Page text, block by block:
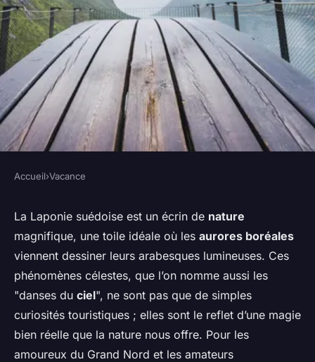
Quels sont les secrets pour
observer les aurores boréales
en Laponie, Suède ?
Chloé•3 janvier 2024• 4 min de lecture
Accueil›Vacance
La Laponie suédoise est un écrin de nature
magnifique, une toile idéale où les aurores boréales
viennent dessiner leurs arabesques lumineuses. Ces
phénomènes célestes, que l’on nomme aussi les
"danses du ciel", ne sont pas que de simples
curiosités touristiques ; elles sont le reflet d’une magie
bien réelle que la nature nous offre. Pour les
amoureux du Grand Nord et les amateurs